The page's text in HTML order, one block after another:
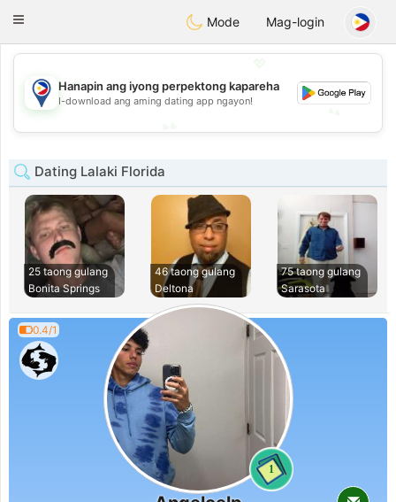
PhilippinesChat
Toggle
Mode Mag-login
💖
💕
Hanapin ang iyong perpektong kapareha
I-download ang aming dating app ngayon!
Dating Lalaki Florida
25 taong gulang
Bonita Springs
46 taong gulang
Deltona
75 taong gulang
Sarasota
0.4/1
1